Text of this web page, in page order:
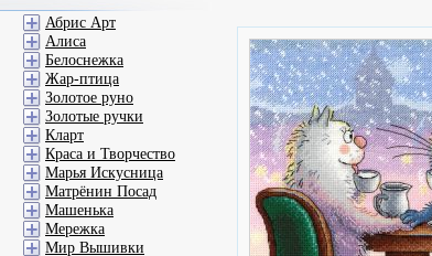
Абрис Арт
Алиса
Белоснежка
Жар-птица
Золотое руно
Золотые ручки
Кларт
Краса и Творчество
Марья Искусница
Матрёнин Посад
Машенька
Мережка
Мир Вышивки